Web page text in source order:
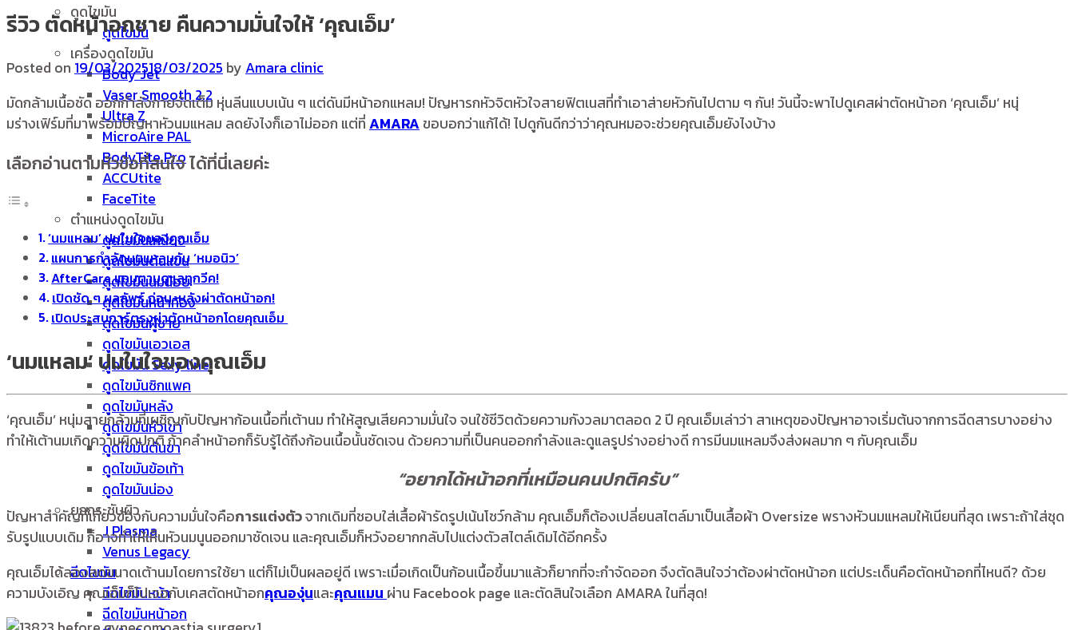
ดูดไขมัน
ดูดไขมัน
เครื่องดูดไขมัน
Body Jet
Vaser Smooth 2.2
Ultra Z
MicroAire PAL
BodyTite Pro
ACCUtite
FaceTite
ตำแหน่งดูดไขมัน
ดูดไขมันเหนียง
ดูดไขมันต้นแขน
ดูดไขมันนมน้อย
ดูดไขมันหน้าท้อง
ดูดไขมันผู้ชาย
ดูดไขมันเอวเอส
ดูดไขมัน Sexy line
ดูดไขมันซิกแพค
ดูดไขมันหลัง
ดูดไขมันหัวเข่า
ดูดไขมันต้นขา
ดูดไขมันข้อเท้า
ดูดไขมันน่อง
ยกกระชับผิว
J Plasma
Venus Legacy
ฉีดไขมัน
ฉีดไขมันหน้า
ฉีดไขมันหน้าอก
รีวิว ตัดหน้าอกชาย คืนความมั่นใจให้ ‘คุณเอ็ม’
Posted on19/03/202518/03/2025byAmara clinic
มัดกล้ามเนื้อชัด ออกกำลังกายจัดเต็ม หุ่นลีนแบบเน้น ๆ แต่ดันมีหน้าอกแหลม! ปัญหารกหัวจิตหัวใจสายฟิตเนสที่ทำเอาส่ายหัวกันไปตาม ๆ กัน! วันนี้จะพาไปดูเคสผ่าตัดหน้าอก ‘คุณเอ็ม’ หนุ่
มร่างเฟิร์มที่มาพร้อมปัญหาหัวนมแหลม ลดยังไงก็เอาไม่ออก แต่ที่AMARAขอบอกว่าแก้ได้! ไปดูกันดีกว่าว่าคุณหมอจะช่วยคุณเอ็มยังไงบ้าง
เลือกอ่านตามหัวข้อที่สนใจ ได้ที่นี่เลยค่ะ
‘นมแหลม’ ปมในใจของคุณเอ็ม
แผนการกำจัดนมแหลมกับ ‘หมอนิว’
AfterCare แถมตามดูแลทุกวีค!
เปิดชัด ๆ ผลลัพธ์ ก่อน-หลังผ่าตัดหน้าอก!
เปิดประสบการ์ตรงผ่าตัดหน้าอกโดยคุณเอ็ม
‘นมแหลม’ ปมในใจของคุณเอ็ม
‘คุณเอ็ม’ หนุ่มสายกล้ามที่เผชิญกับปัญหาก้อนเนื้อที่เต้านม ทำให้สูญเสียความมั่นใจ จนใช้ชีวิตด้วยความกังวลมาตลอด 2 ปี คุณเอ็มเล่าว่า สาเหตุของปัญหาอาจเริ่มต้นจากการฉีดสารบางอย่าง
ทำให้เต้านมเกิดความผิดปกติ ถ้าคลำหน้าอกก็รับรู้ได้ถึงก้อนเนื้อนั้นชัดเจน ด้วยความที่เป็นคนออกกำลังและดูแลรูปร่างอย่างดี การมีนมแหลมจึงส่งผลมาก ๆ กับคุณเอ็ม
“อยากได้หน้าอกที่เหมือนคนปกติครับ”
ปัญหาสำคัญที่เกี่ยวข้องกับความมั่นใจคือการแต่งตัวจากเดิมที่ชอบใส่เสื้อผ้ารัดรูปเน้นโชว์กล้าม คุณเอ็มก็ต้องเปลี่ยนสไตล์มาเป็นเสื้อผ้า Oversize พรางหัวนมแหลมให้เนียนที่สุด เพราะถ้าใส่ชุด
รับรูปแบบเดิม ก็อาจทำให้เห็นหัวนมนูนออกมาชัดเจน และคุณเอ็มก็หวังอยากกลับไปแต่งตัวสไตล์เดิมได้อีกครั้ง
คุณเอ็มได้ลองลดขนาดเต้านมโดยการใช้ยา แต่ก็ไม่เป็นผลอยู่ดี เพราะเมื่อเกิดเป็นก้อนเนื้อขึ้นมาแล้วก็ยากที่จะกำจัดออก จึงตัดสินใจว่าต้องผ่าตัดหน้าอก แต่ประเด็นคือตัดหน้าอกที่ไหนดี? ด้วย
ความบังเอิญ คุณเอ็มก็ไปเจอกับเคสตัดหน้าอกคุณองุ่นและคุณแมน ผ่าน Facebook page และตัดสินใจเลือก AMARA ในที่สุด!